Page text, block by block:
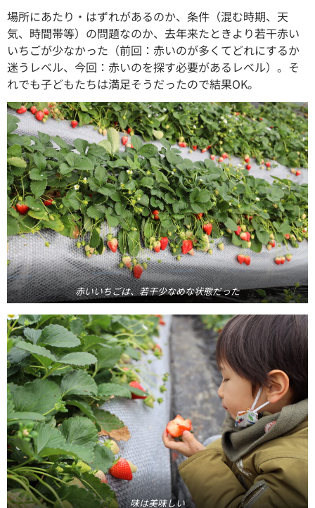
場所にあたり・はずれがあるのか、条件（混む時期、天
気、時間帯等）の問題なのか、去年来たときより若干赤い
いちごが少なかった（前回：赤いのが多くてどれにするか
迷うレベル、今回：赤いのを探す必要があるレベル）。そ
れでも子どもたちは満足そうだったので結果OK。
赤いいちごは、若干少なめな状態だった
味は美味しい